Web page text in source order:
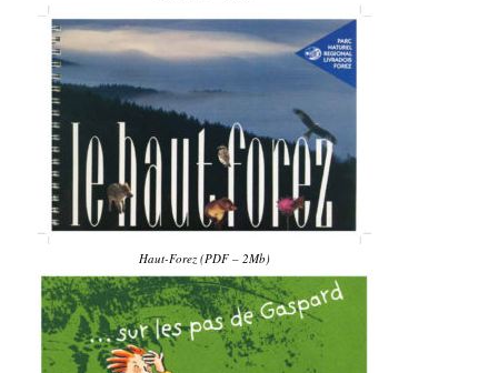
Haut-Forez (PDF – 2Mb)